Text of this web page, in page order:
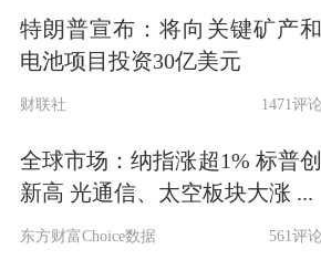
截至午间收盘，沪指上
3818.82点；深成指上
12611.32点；创业板指
2918.78点；科创50指数
1268.03点；北证50指数
1665.35点。全市场上
特朗普宣布：将向关键矿产和
电池项目投资30亿美元
财联社 1471评论
全球市场：纳指涨超1% 标普创
新高 光通信、太空板块大涨 ...
东方财富Choice数据 561评论